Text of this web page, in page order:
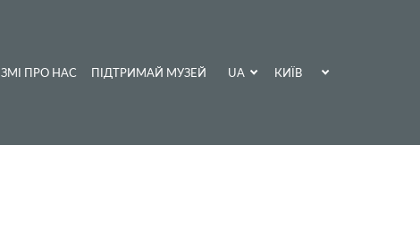
ЗМІ ПРО НАС ПІДТРИМАЙ МУЗЕЙ
UA
КИЇВ